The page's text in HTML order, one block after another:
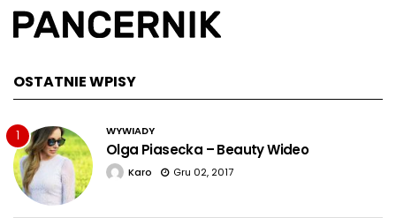
OSTATNIE WPISY
1 WYWIADY
Olga Piasecka – Beauty Wideo
Karo Gru 02, 2017